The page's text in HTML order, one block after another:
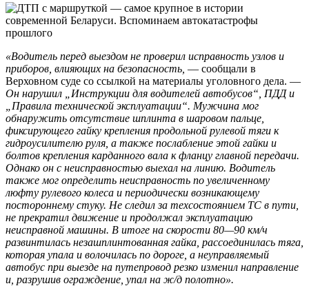
«Водитель перед выездом не проверил исправность узлов и
приборов, влияющих на безопасность, — сообщали в
Верховном суде со ссылкой на материалы уголовного дела. —
Он нарушил „Инструкции для водителей автобусов“, ПДД и
„Правила технической эксплуатации“. Мужчина мог
обнаружить отсутствие шплинта в шаровом пальце,
фиксирующего гайку крепления продольной рулевой тяги к
гидроусилителю руля, а также послабление этой гайки и
болтов крепления карданного вала к фланцу главной передачи.
Однако он с неисправностью выехал на линию. Водитель
также мог определить неисправность по увеличенному
люфту рулевого колеса и периодически возникающему
постороннему стуку. Не следил за техсостоянием ТС в пути,
не прекратил движение и продолжал эксплуатацию
неисправной машины. В итоге на скорости 80—90 км/ч
развинтилась незашплинтованная гайка, рассоединилась тяга,
которая упала и волочилась по дороге, а неуправляемый
автобус при выезде на путепровод резко изменил направление
и, разрушив ограждение, упал на ж/д полотно».